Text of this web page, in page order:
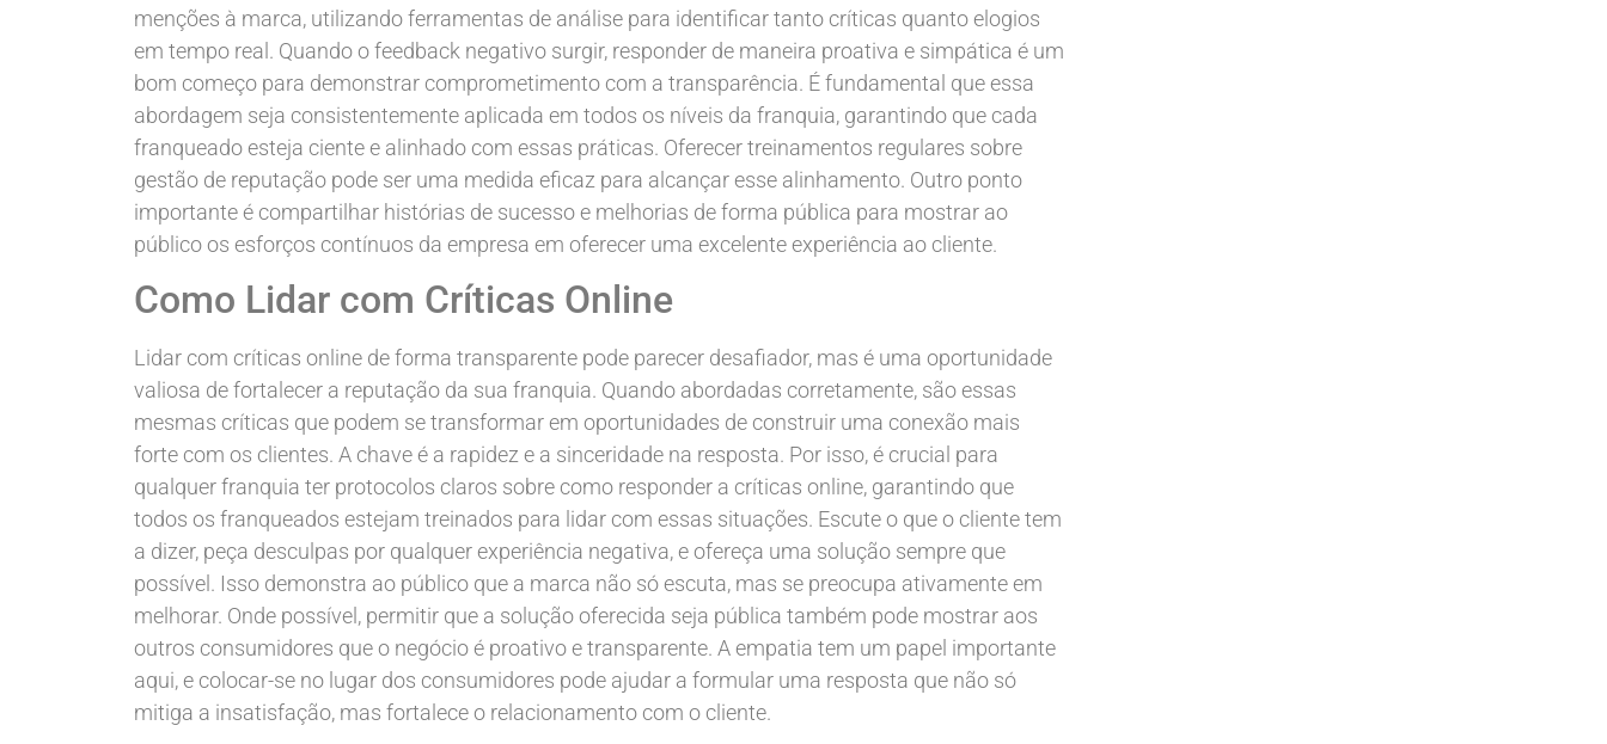
menções à marca, utilizando ferramentas de análise para identificar tanto críticas quanto elogios
em tempo real. Quando o feedback negativo surgir, responder de maneira proativa e simpática é um
bom começo para demonstrar comprometimento com a transparência. É fundamental que essa
abordagem seja consistentemente aplicada em todos os níveis da franquia, garantindo que cada
franqueado esteja ciente e alinhado com essas práticas. Oferecer treinamentos regulares sobre
gestão de reputação pode ser uma medida eficaz para alcançar esse alinhamento. Outro ponto
importante é compartilhar histórias de sucesso e melhorias de forma pública para mostrar ao
público os esforços contínuos da empresa em oferecer uma excelente experiência ao cliente.
Como Lidar com Críticas Online
Lidar com críticas online de forma transparente pode parecer desafiador, mas é uma oportunidade
valiosa de fortalecer a reputação da sua franquia. Quando abordadas corretamente, são essas
mesmas críticas que podem se transformar em oportunidades de construir uma conexão mais
forte com os clientes. A chave é a rapidez e a sinceridade na resposta. Por isso, é crucial para
qualquer franquia ter protocolos claros sobre como responder a críticas online, garantindo que
todos os franqueados estejam treinados para lidar com essas situações. Escute o que o cliente tem
a dizer, peça desculpas por qualquer experiência negativa, e ofereça uma solução sempre que
possível. Isso demonstra ao público que a marca não só escuta, mas se preocupa ativamente em
melhorar. Onde possível, permitir que a solução oferecida seja pública também pode mostrar aos
outros consumidores que o negócio é proativo e transparente. A empatia tem um papel importante
aqui, e colocar-se no lugar dos consumidores pode ajudar a formular uma resposta que não só
mitiga a insatisfação, mas fortalece o relacionamento com o cliente.